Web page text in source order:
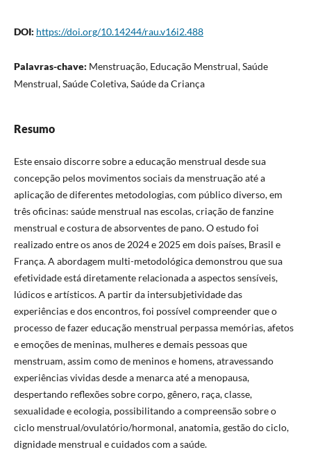
DOI: https://doi.org/10.14244/rau.v16i2.488
Palavras-chave: Menstruação, Educação Menstrual, Saúde
Menstrual, Saúde Coletiva, Saúde da Criança
Resumo
Este ensaio discorre sobre a educação menstrual desde sua
concepção pelos movimentos sociais da menstruação até a
aplicação de diferentes metodologias, com público diverso, em
três oficinas: saúde menstrual nas escolas, criação de fanzine
menstrual e costura de absorventes de pano. O estudo foi
realizado entre os anos de 2024 e 2025 em dois países, Brasil e
França. A abordagem multi-metodológica demonstrou que sua
efetividade está diretamente relacionada a aspectos sensíveis,
lúdicos e artísticos. A partir da intersubjetividade das
experiências e dos encontros, foi possível compreender que o
processo de fazer educação menstrual perpassa memórias, afetos
e emoções de meninas, mulheres e demais pessoas que
menstruam, assim como de meninos e homens, atravessando
experiências vividas desde a menarca até a menopausa,
despertando reflexões sobre corpo, gênero, raça, classe,
sexualidade e ecologia, possibilitando a compreensão sobre o
ciclo menstrual/ovulatório/hormonal, anatomia, gestão do ciclo,
dignidade menstrual e cuidados com a saúde.